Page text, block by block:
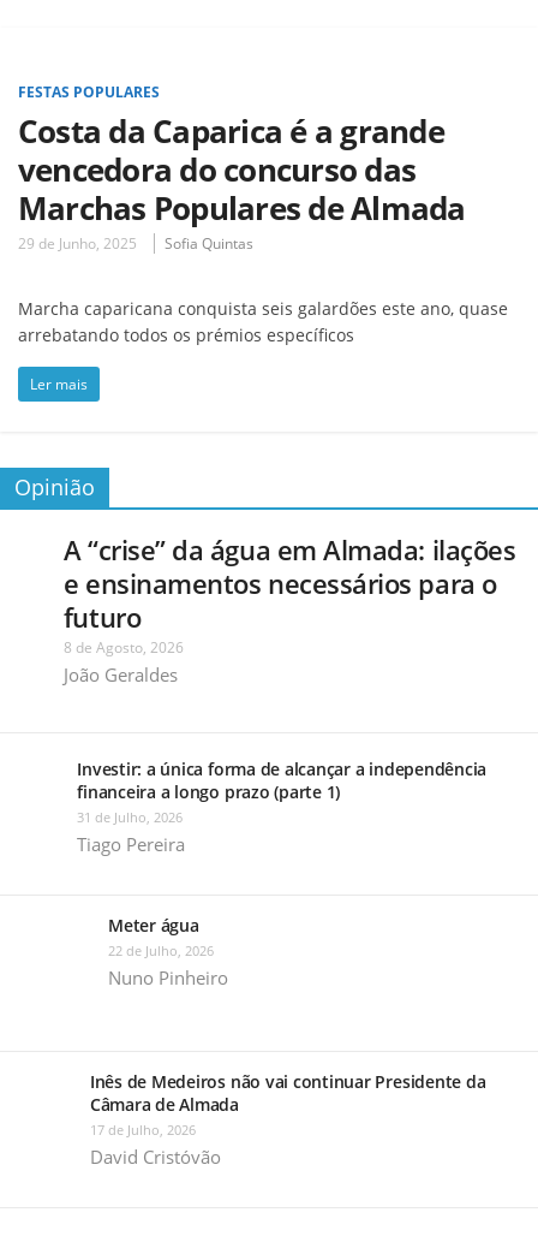
FESTAS POPULARES
Costa da Caparica é a grande
vencedora do concurso das
Marchas Populares de Almada
29 de Junho, 2025 Sofia Quintas
Marcha caparicana conquista seis galardões este ano, quase
arrebatando todos os prémios específicos
Ler mais
Opinião
A “crise” da água em Almada: ilações
e ensinamentos necessários para o
futuro
8 de Agosto, 2026
João Geraldes
Investir: a única forma de alcançar a independência
financeira a longo prazo (parte 1)
31 de Julho, 2026
Tiago Pereira
Meter água
22 de Julho, 2026
Nuno Pinheiro
Inês de Medeiros não vai continuar Presidente da
Câmara de Almada
17 de Julho, 2026
David Cristóvão